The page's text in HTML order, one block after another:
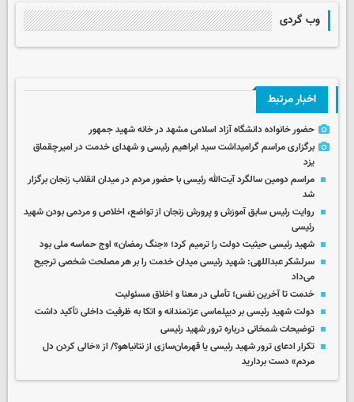
وب گردی
اخبار مرتبط
حضور خانواده دانشگاه آزاد اسلامی مشهد در خانه شهید جمهور
برگزاری مراسم گرامیداشت سید ابراهیم رئیسی و شهدای خدمت در امیرچقماق
یزد
مراسم دومین سالگرد آیت‌الله رئیسی با حضور مردم در میدان انقلاب زنجان برگزار
شد
روایت رئیس سابق آموزش و پرورش زنجان از تواضع، اخلاص و مردمی بودن شهید
رئیسی
شهید رئیسی حیثیت دولت را ترمیم کرد؛ «جنگ رمضان» اوج حماسه ملی بود
سرلشکر عبداللهی: شهید رئیسی میدان خدمت را بر هر مصلحت شخصی ترجیح
می‌داد
خدمت تا آخرین نفس؛ تأملی در معنا و اخلاق مسئولیت
دولت شهید رئیسی بر دیپلماسی عزتمندانه و اتکا به ظرفیت داخلی تأکید داشت
توضیحات شمخانی درباره ترور شهید رئیسی
تکرار ادعای ترور شهید رئیسی یا قهرمان‌سازی از نتانیاهو؟/ از «خالی کردن دل
مردم» دست بردارید